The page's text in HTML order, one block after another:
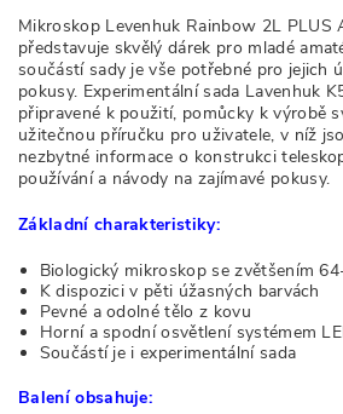
Mikroskop Levenhuk Rainbow 2L PLUS
představuje skvělý dárek pro mladé
součástí sady je vše potřebné pro jejich
pokusy. Experimentální sada Lavenhuk
připravené k použití, pomůcky k výrobě
užitečnou příručku pro uživatele, v níž
nezbytné informace o konstrukci
používání a návody na zajímavé pokusy.
Základní charakteristiky:
Biologický mikroskop se zvětšením
K dispozici v pěti úžasných barvách
Pevné a odolné tělo z kovu
Horní a spodní osvětlení systémem
Součástí je i experimentální sada
Balení obsahuje: